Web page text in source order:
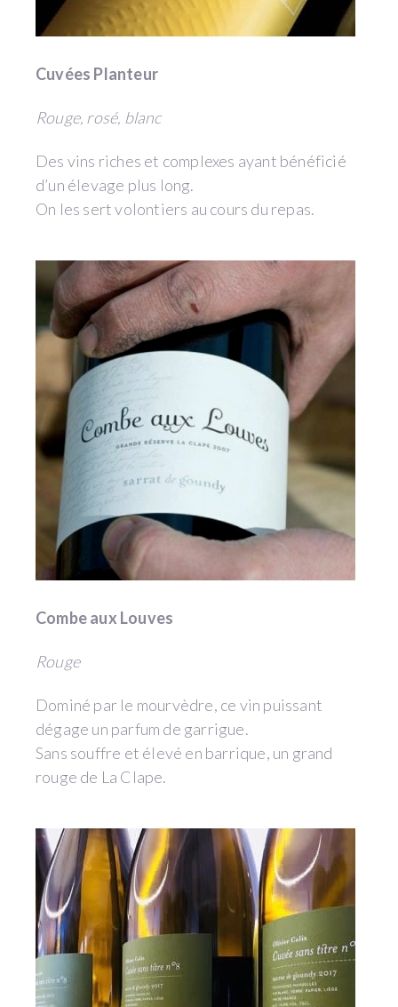
Cuvées Planteur
Rouge, rosé, blanc
Des vins riches et complexes ayant bénéficié
d’un élevage plus long.
On les sert volontiers au cours du repas.
Combe aux Louves
Rouge
Dominé par le mourvèdre, ce vin puissant
dégage un parfum de garrigue.
Sans souffre et élevé en barrique, un grand
rouge de La Clape.